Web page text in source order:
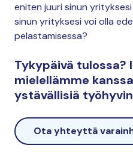
eniten juuri sinun
sinun yrityksesi voi olla
pelastamisessa?
Tykypäivä tulossa?
mielellämme
ystävällisiä
Ota yhteyttä